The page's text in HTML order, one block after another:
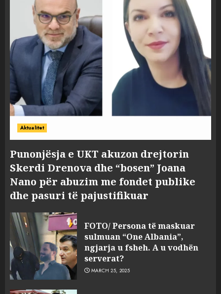
Aktualitet
Punonjësja e UKT akuzon drejtorin
Skerdi Drenova dhe “bosen” Joana
Nano për abuzim me fondet publike
dhe pasuri të pajustifikuar
FOTO/ Persona të maskuar
sulmuan “One Albania”,
ngjarja u fsheh. A u vodhën
serverat?
MARCH 25, 2025